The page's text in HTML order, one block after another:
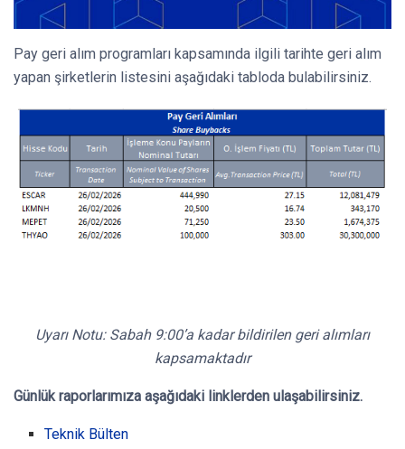
Pay geri alım programları kapsamında ilgili tarihte geri alım
yapan şirketlerin listesini aşağıdaki tabloda bulabilirsiniz.
Uyarı Notu: Sabah 9:00’a kadar bildirilen geri alımları
kapsamaktadır
Günlük raporlarımıza aşağıdaki linklerden ulaşabilirsiniz.
Teknik Bülten